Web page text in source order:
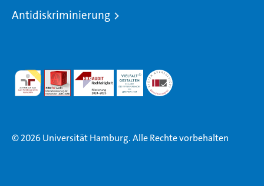
Antidiskriminierung
© 2026 Universität Hamburg. Alle Rechte vorbehalten